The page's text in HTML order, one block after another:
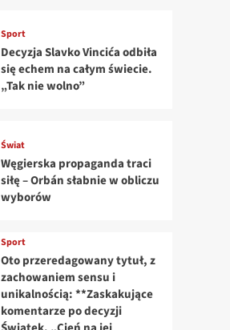
Sport
Decyzja Slavko Vincića odbiła
się echem na całym świecie.
„Tak nie wolno”
Świat
Węgierska propaganda traci
siłę – Orbán słabnie w obliczu
wyborów
Sport
Oto przeredagowany tytuł, z
zachowaniem sensu i
unikalnością: **Zaskakujące
komentarze po decyzji